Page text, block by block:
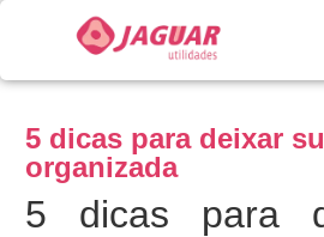
5 dicas para deixar
organizada
5 dicas para